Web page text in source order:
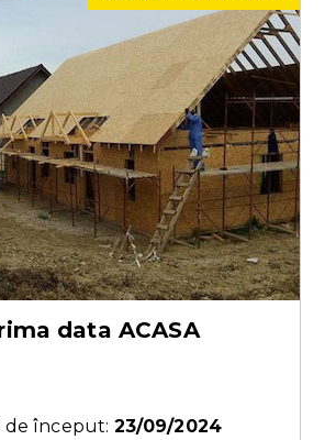
data ACASA
de început: 23/09/2024